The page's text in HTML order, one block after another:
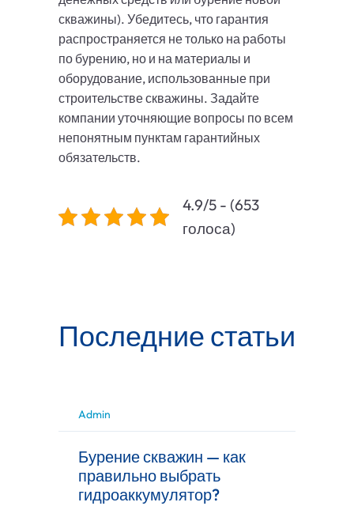
скважины). Убедитесь, что гарантия
распространяется не только на работы
по бурению, но и на материалы и
оборудование, использованные при
строительстве скважины. Задайте
компании уточняющие вопросы по всем
непонятным пунктам гарантийных
обязательств.
4.9/5 - (653
голоса)
Последние статьи
Admin
Бурение скважин — как
правильно выбрать
гидроаккумулятор?